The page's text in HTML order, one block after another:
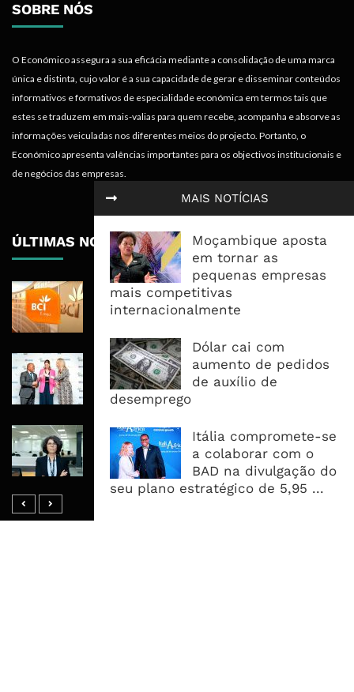
MAIS NOTÍCIAS
Moçambique aposta
em tornar as
pequenas empresas
mais competitivas
internacionalmente
Dólar cai com
aumento de pedidos
de auxílio de
desemprego
Itália compromete-se
a colaborar com o
BAD na divulgação do
seu plano estratégico de 5,95 ...
SOBRE NÓS
O Económico assegura a sua eficácia mediante a consolidação de uma marca
única e distinta, cujo valor é a sua capacidade de gerar e disseminar conteúdos
informativos e formativos de especialidade económica em termos tais que
estes se traduzem em mais-valias para quem recebe, acompanha e absorve as
informações veiculadas nos diferentes meios do projecto. Portanto, o
Económico apresenta valências importantes para os objectivos institucionais e
de negócios das empresas.
ÚLTIMAS NOTÍCIAS
BCI Lucra 3,34 Mil Milhões De
Meticais, Mas Crédito A Clientes
RAIZ Arranca Com 4 Milhões De
Libras Para Criar Novas Soluções De
Financiamento Às PME
Banco De Desenvolvimento Pode
Mobilizar Capital, Mas Governação
Define O Resultado